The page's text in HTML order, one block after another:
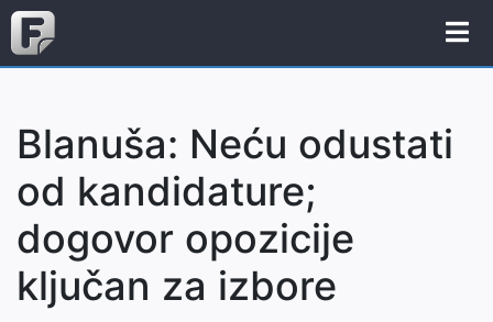
Blanuša: Neću odustati
od kandidature;
dogovor opozicije
ključan za izbore